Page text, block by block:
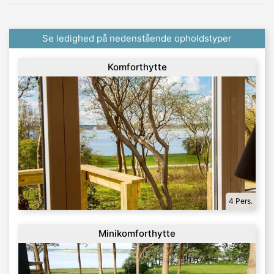
Se ledighed på nedenstående opholdstyper
Komforthytte
4 Pers.
Minikomforthytte